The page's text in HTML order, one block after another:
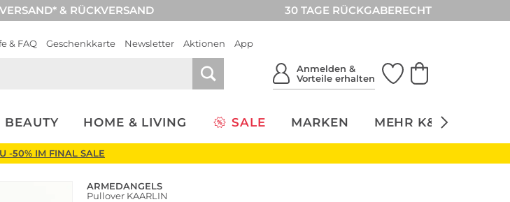
& RÜCKVERSAND 30 TAGE RÜCKGABERECHT
& FAQ Geschenkkarte Newsletter Aktionen App
Anmelden &
Vorteile erhalten
BEAUTY HOME & LIVING SALE MARKEN MEHR K&Ö
-50% IM FINAL SALE
ARMEDANGELS
Pullover KAARLIN